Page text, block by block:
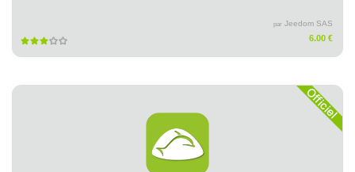
par Jeedom SAS
6.00 €